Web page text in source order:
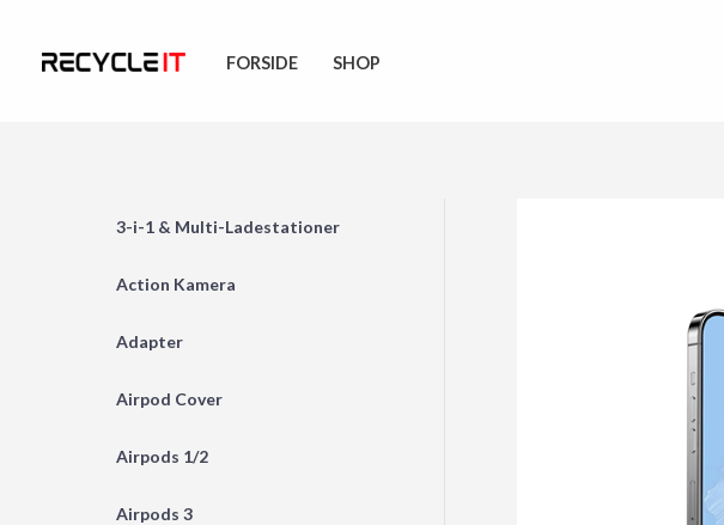
FORSIDE SHOP
3-i-1 & Multi-Ladestationer
Action Kamera
Adapter
Airpod Cover
Airpods 1/2
Airpods 3